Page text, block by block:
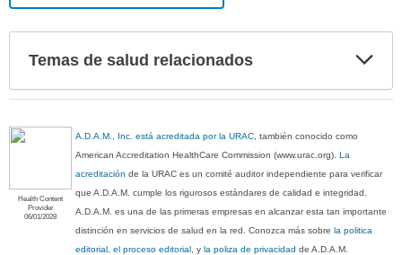
Temas de salud relacionados
Health Content
Provider
06/01/2028
A.D.A.M., Inc. está acreditada por la URAC , también conocido como
American Accreditation HealthCare Commission (www.urac.org).La
acreditación de la URAC es un comité auditor independiente para verificar
que A.D.A.M. cumple los rigurosos estándares de calidad e integridad.
A.D.A.M. es una de las primeras empresas en alcanzar esta tan importante
distinción en servicios de salud en la red. Conozca más sobrela politica
editorial, el proceso editorial , yla poliza de privacidad de A.D.A.M.